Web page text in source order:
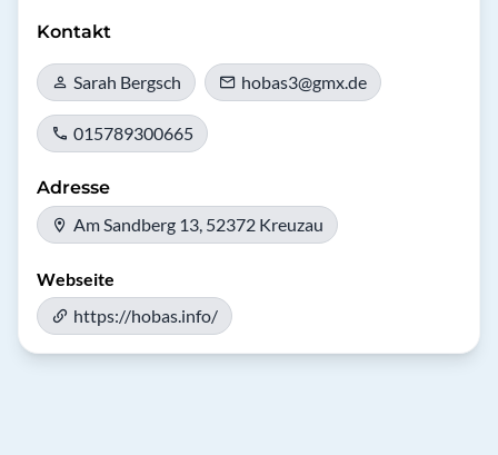
Kontakt
Sarah Bergsch hobas3@gmx.de
015789300665
Adresse
Am Sandberg 13, 52372 Kreuzau
Webseite
https://hobas.info/